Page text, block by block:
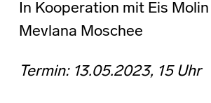
In Kooperation mit Eis
Mevlana Moschee
Termin: 13.05.2023, 15 Uhr